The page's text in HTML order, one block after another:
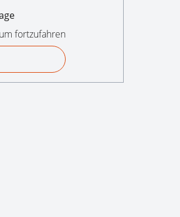
fortzufahren